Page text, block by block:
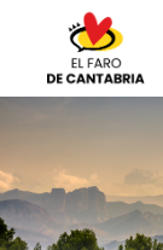
contenido